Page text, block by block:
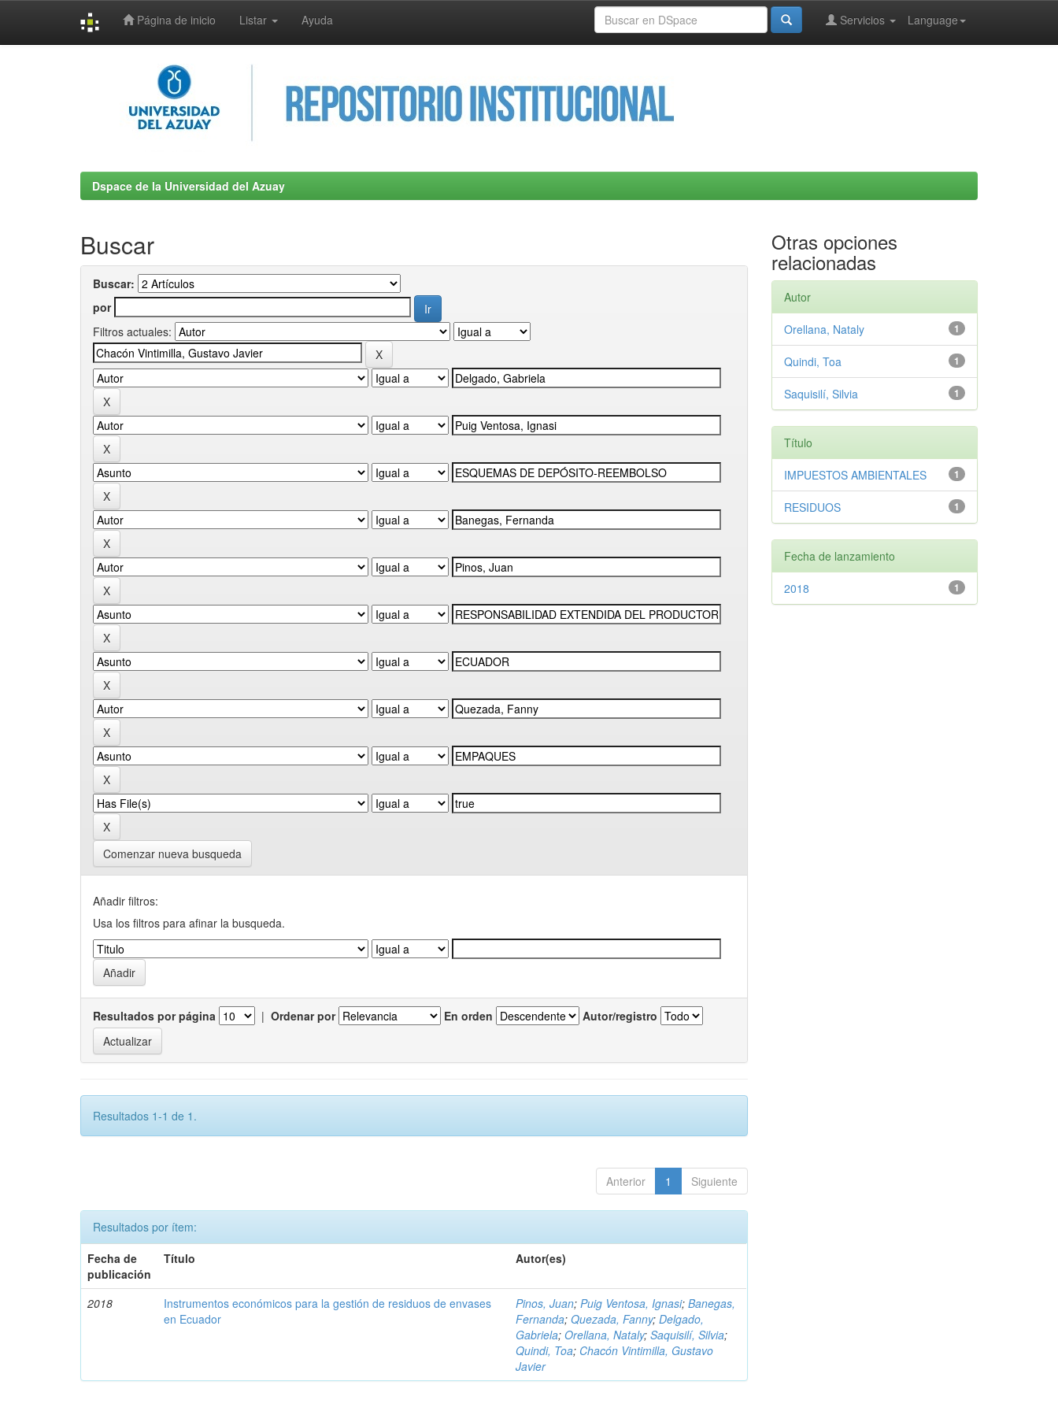
Página de inicio Listar Ayuda Language
Servicios
Dspace de la Universidad del Azuay
Buscar
Buscar:
por
Filtros actuales:
Comenzar nueva busqueda
Añadir filtros:
Usa los filtros para afinar la busqueda.
Resultados por página | Ordenar por En orden Autor/registro
Resultados 1-1 de 1.
Anterior 1 Siguiente
Resultados por ítem:
Fecha de
publicación
Título Autor(es)
2018
Instrumentos económicos para la gestión de residuos de envases
en Ecuador
Pinos, Juan;Puig Ventosa, Ignasi;Banegas,
Fernanda;Quezada, Fanny;Delgado,
Gabriela;Orellana, Nataly;Saquisilí, Silvia;
Quindi, Toa; Chacón Vintimilla, Gustavo
Javier
Otras opciones
relacionadas
Autor
1
Orellana, Nataly
1
Quindi, Toa
1
Saquisilí, Silvia
Título
1
IMPUESTOS AMBIENTALES
1
RESIDUOS
Fecha de lanzamiento
1
2018